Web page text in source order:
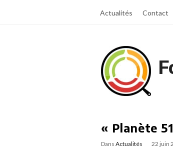
Actualités Contact
« Planète
Dans Actualités 22 juin